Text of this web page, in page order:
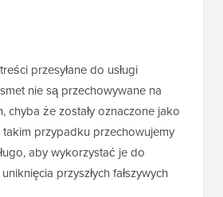
przesyłane do usługi
nie są przechowywane na
chyba że zostały oznaczone jako
takim przypadku przechowujemy
aby wykorzystać je do
przyszłych fałszywych